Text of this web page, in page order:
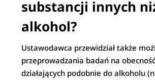
substancji innych
alkohol?
Ustawodawca przewidział także
przeprowadzania badań na
działających podobnie do alkoholu